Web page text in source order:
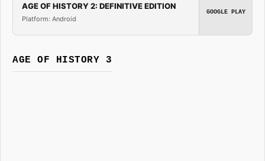
AGE OF HISTORY 2: DEFINITIVE EDITION
Platform: Android
GOOGLE PLAY
AGE OF HISTORY 3